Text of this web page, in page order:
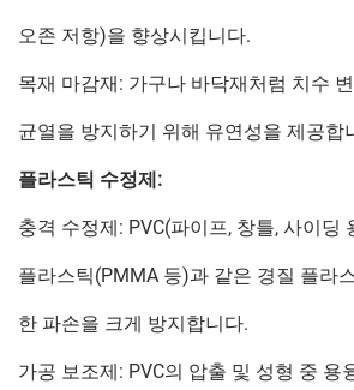
오존 저항)을 향상시킵니다.
목재 마감재: 가구나 바닥재처럼 치수
균열을 방지하기 위해 유연성을 제공합
플라스틱 수정제:
충격 수정제: PVC(파이프, 창틀, 사이딩
플라스틱(PMMA 등)과 같은 경질 플라
한 파손을 크게 방지합니다.
가공 보조제: PVC의 압출 및 성형 중 용